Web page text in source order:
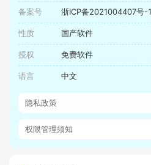
备案号 浙ICP备2021004407号-
性质 国产软件
授权 免费软件
语言 中文
隐私政策
权限管理须知